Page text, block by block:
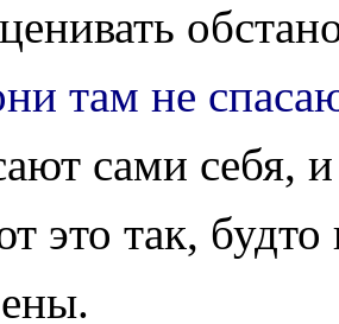
там не
сами себя,
это так,